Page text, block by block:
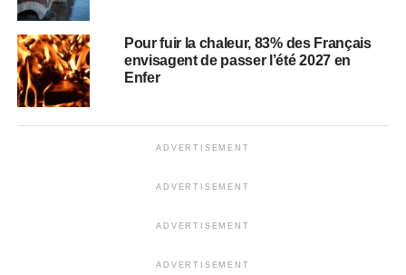
Pour fuir la chaleur, 83% des Français
envisagent de passer l’été 2027 en
Enfer
ADVERTISEMENT
ADVERTISEMENT
ADVERTISEMENT
ADVERTISEMENT